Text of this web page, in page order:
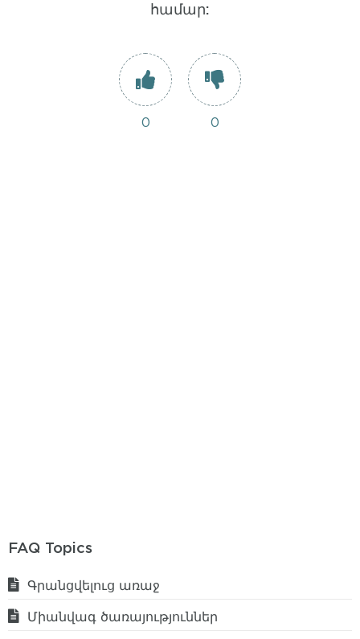
համար:
0 0
FAQ Topics
Գրանցվելուց առաջ
Միանվագ ծառայություններ